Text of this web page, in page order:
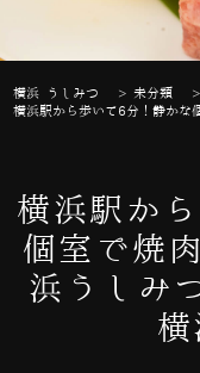
横浜 うしみつ >未分類
>
横浜駅から歩いて6分！静かな
横浜駅か
個室で焼
浜うしみ